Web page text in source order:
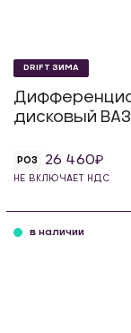
DRIFT ЗИМА
дисковый ВАЗ
РОЗ 26 460
НЕ ВКЛЮЧАЕТ НДС
в наличии